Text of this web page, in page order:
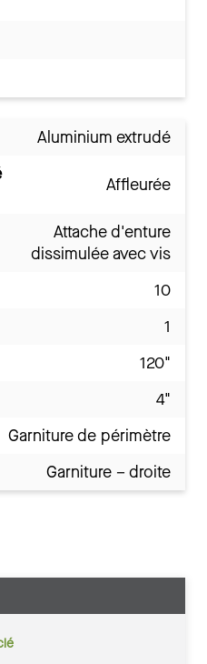
Aluminium extrudé
Affleurée
Attache d'enture
dissimulée avec vis
10
1
120"
4"
Garniture de périmètre
Garniture – droite